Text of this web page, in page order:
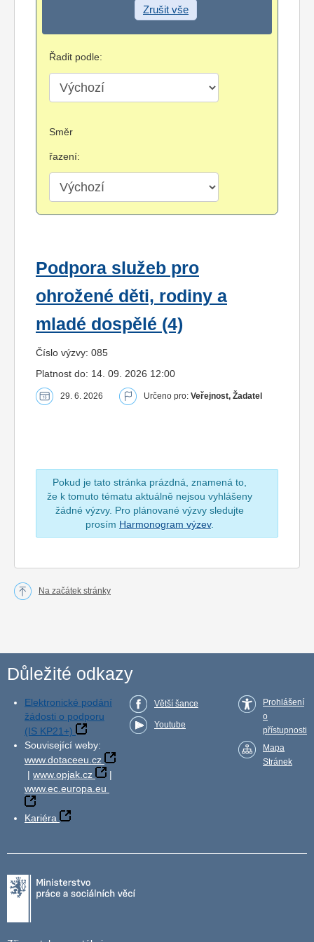
Zrušit vše
Řadit podle:
Směr
řazení:
Podpora služeb pro
ohrožené děti, rodiny a
mladé dospělé (4)
Číslo výzvy: 085
Platnost do: 14. 09. 2026 12:00
29. 6. 2026 Určeno pro: Veřejnost, Žadatel
Pokud je tato stránka prázdná, znamená to,
že k tomuto tématu aktuálně nejsou vyhlášeny
žádné výzvy. Pro plánované výzvy sledujte
prosím Harmonogram výzev.
Na začátek stránky
Důležité odkazy
Elektronické podání
žádosti o podporu
(IS KP21+)
Související weby:
www.dotaceeu.cz
| www.opjak.cz
|
www.ec.europa.eu
Kariéra
Větší šance
Youtube
Prohlášení
o
přístupnosti
Mapa
Stránek